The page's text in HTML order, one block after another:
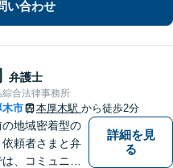
聴と共感を大切にしています。
抱え込まずにご連絡ください。
い合わせ
弁護士
合法律事務所
木市 本厚木駅 から徒歩2分
の地域密着型の
頼者さまと弁
、コミュニケ
詳細を見
る